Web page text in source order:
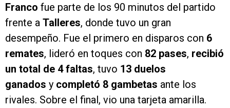
Franco fue parte de los 90 minutos del partido
frente a Talleres, donde tuvo un gran
desempeño. Fue el primero en disparos con 6
remates, lideró en toques con 82 pases, recibió
un total de 4 faltas, tuvo 13 duelos
ganados y completó 8 gambetas ante los
rivales. Sobre el final, vio una tarjeta amarilla.